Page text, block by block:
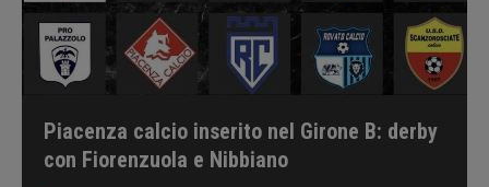
Piacenza calcio inserito nel Girone B: derby
con Fiorenzuola e Nibbiano